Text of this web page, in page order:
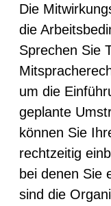
Die
die
Sprechen Sie
um die
geplante
können Sie
rechtzeitig
bei denen Sie
sind die